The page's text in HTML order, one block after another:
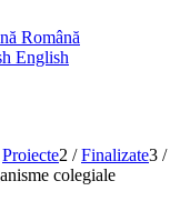
Română
English
Proiecte2 / Finalizate3 /
colegiale